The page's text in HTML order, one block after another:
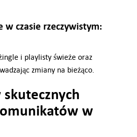
w czasie rzeczywistym:
i playlisty świeże oraz
zmiany na bieżąco.
skutecznych
w